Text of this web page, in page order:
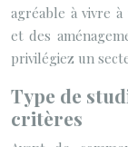
agréable à vivre
et des
privilégiez un
Type de
critères